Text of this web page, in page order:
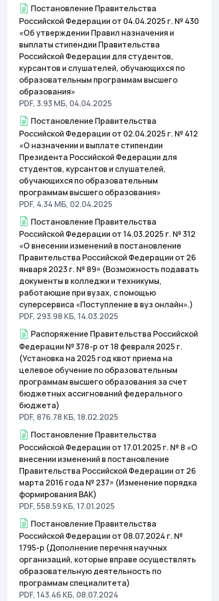
Постановление Правительства
Российской Федерации от 04.04.2025 г. № 430
«Об утверждении Правил назначения и
выплаты стипендии Правительства
Российской Федерации для студентов,
курсантов и слушателей, обучающихся по
образовательным программам высшего
образования»
PDF, 3.93 МБ, 04.04.2025
Постановление Правительства
Российской Федерации от 02.04.2025 г. № 412
«О назначении и выплате стипендии
Президента Российской Федерации для
студентов, курсантов и слушателей,
обучающихся по образовательным
программам высшего образования»
PDF, 4.34 МБ, 02.04.2025
Постановление Правительства
Российской Федерации от 14.03.2025 г. № 312
«О внесении изменений в постановление
Правительства Российской Федерации от 26
января 2023 г. № 89» (Возможность подавать
документы в колледжи и техникумы,
работающие при вузах, с помощью
суперсервиса «Поступление в вуз онлайн».)
PDF, 293.98 КБ, 14.03.2025
Распоряжение Правительства Российской
Федерации № 378-р от 18 февраля 2025 г.
(Установка на 2025 год квот приема на
целевое обучение по образовательным
программам высшего образования за счет
бюджетных ассигнований федерального
бюджета)
PDF, 876.78 КБ, 18.02.2025
Постановление Правительства
Российской Федерации от 17.01.2025 г. № 8 «О
внесении изменений в постановление
Правительства Российской Федерации от 26
марта 2016 года № 237» (Изменение порядка
формирования ВАК)
PDF, 558.59 КБ, 17.01.2025
Постановление Правительства
Российской Федерации от 08.07.2024 г. №
1795-p (Дополнение перечня научных
организаций, которые вправе осуществлять
образовательную деятельность по
программам специалитета)
PDF, 143.46 КБ, 08.07.2024